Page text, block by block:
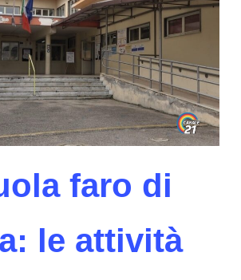
faro di
le attività